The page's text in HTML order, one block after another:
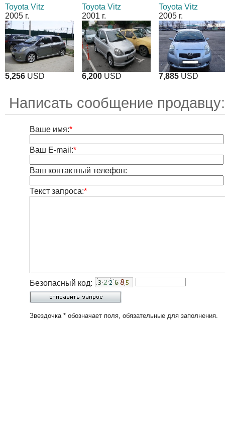
Toyota Vitz
2005 г.
5,256 USD
Toyota Vitz
2001 г.
6,200 USD
Toyota Vitz
2005 г.
7,885 USD
Написать сообщение
Ваше имя:*
Ваш E-mail:*
Ваш контактный телефон:
Текст запроса:*
Безопасный код:
Звездочка * обозначает поля, обязательные для заполнения.